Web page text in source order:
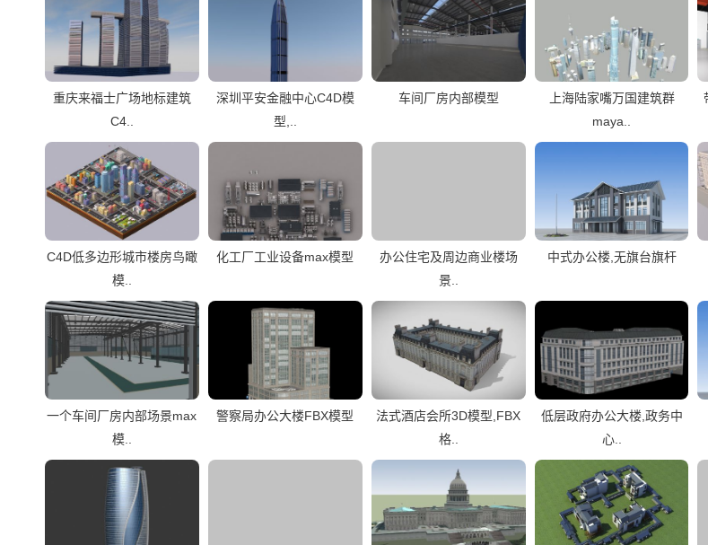
重庆来福士广场地标建筑
C4..
深圳平安金融中心C4D模
型,..
车间厂房内部模型
上海陆家嘴万国建筑群
maya..
C4D低多边形城市楼房鸟瞰
模..
化工厂工业设备max模型
办公住宅及周边商业楼场
景..
中式办公楼,无旗台旗杆
一个车间厂房内部场景max
模..
警察局办公大楼FBX模型
法式酒店会所3D模型,FBX
格..
低层政府办公大楼,政务中
心..